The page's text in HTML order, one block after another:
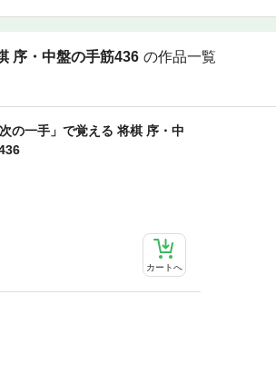
序・中盤の手筋436 の作品一覧
次の一手」で覚える 将棋 序・中
カートへ